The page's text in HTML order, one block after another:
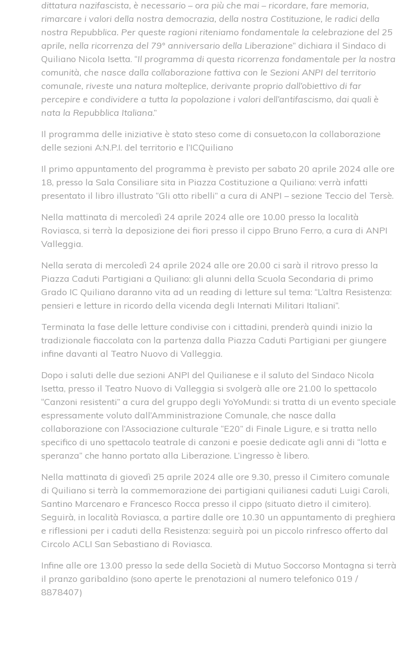
dittatura nazifascista, è necessario – ora più che mai – ricordare, fare memoria,
rimarcare i valori della nostra democrazia, della nostra Costituzione, le radici della
nostra Repubblica. Per queste ragioni riteniamo fondamentale la celebrazione del 25
aprile, nella ricorrenza del 79° anniversario della Liberazione” dichiara il Sindaco di
Quiliano Nicola Isetta. “Il programma di questa ricorrenza fondamentale per la nostra
comunità, che nasce dalla collaborazione fattiva con le Sezioni ANPI del territorio
comunale, riveste una natura molteplice, derivante proprio dall’obiettivo di far
percepire e condividere a tutta la popolazione i valori dell’antifascismo, dai quali è
nata la Repubblica Italiana.”
Il programma delle iniziative è stato steso come di consueto,con la collaborazione
delle sezioni A:N.P.I. del territorio e l’ICQuiliano
Il primo appuntamento del programma è previsto per sabato 20 aprile 2024 alle ore
18, presso la Sala Consiliare sita in Piazza Costituzione a Quiliano: verrà infatti
presentato il libro illustrato “Gli otto ribelli” a cura di ANPI – sezione Teccio del Tersè.
Nella mattinata di mercoledì 24 aprile 2024 alle ore 10.00 presso la località
Roviasca, si terrà la deposizione dei fiori presso il cippo Bruno Ferro, a cura di ANPI
Valleggia.
Nella serata di mercoledì 24 aprile 2024 alle ore 20.00 ci sarà il ritrovo presso la
Piazza Caduti Partigiani a Quiliano: gli alunni della Scuola Secondaria di primo
Grado IC Quiliano daranno vita ad un reading di letture sul tema: “L’altra Resistenza:
pensieri e letture in ricordo della vicenda degli Internati Militari Italiani”.
Terminata la fase delle letture condivise con i cittadini, prenderà quindi inizio la
tradizionale fiaccolata con la partenza dalla Piazza Caduti Partigiani per giungere
infine davanti al Teatro Nuovo di Valleggia.
Dopo i saluti delle due sezioni ANPI del Quilianese e il saluto del Sindaco Nicola
Isetta, presso il Teatro Nuovo di Valleggia si svolgerà alle ore 21.00 lo spettacolo
“Canzoni resistenti” a cura del gruppo degli YoYoMundi: si tratta di un evento speciale
espressamente voluto dall’Amministrazione Comunale, che nasce dalla
collaborazione con l’Associazione culturale “E20” di Finale Ligure, e si tratta nello
specifico di uno spettacolo teatrale di canzoni e poesie dedicate agli anni di “lotta e
speranza” che hanno portato alla Liberazione. L’ingresso è libero.
Nella mattinata di giovedì 25 aprile 2024 alle ore 9.30, presso il Cimitero comunale
di Quiliano si terrà la commemorazione dei partigiani quilianesi caduti Luigi Caroli,
Santino Marcenaro e Francesco Rocca presso il cippo (situato dietro il cimitero).
Seguirà, in località Roviasca, a partire dalle ore 10.30 un appuntamento di preghiera
e riflessioni per i caduti della Resistenza: seguirà poi un piccolo rinfresco offerto dal
Circolo ACLI San Sebastiano di Roviasca.
Infine alle ore 13.00 presso la sede della Società di Mutuo Soccorso Montagna si terrà
il pranzo garibaldino (sono aperte le prenotazioni al numero telefonico 019 /
8878407)